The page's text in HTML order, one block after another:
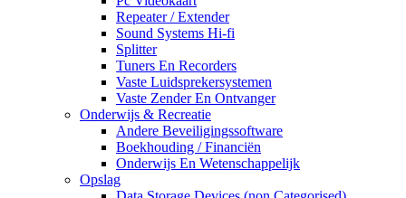
Repeater / Extender
Sound Systems Hi-fi
Splitter
Tuners En Recorders
Vaste Luidsprekersystemen
Vaste Zender En Ontvanger
Onderwijs & Recreatie
Andere Beveiligingssoftware
Boekhouding / Financiën
Onderwijs En Wetenschappelijk
Opslag